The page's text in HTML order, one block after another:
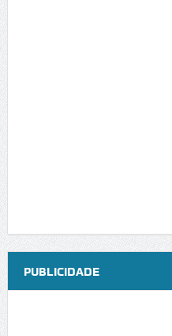
PUBLICIDADE